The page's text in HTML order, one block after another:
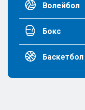
Волейбол
Бокс
Баскетбол